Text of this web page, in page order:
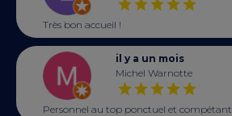
Très bon accueil !
il y a un mois
Michel Warnotte
Personnel au top ponctuel et compétant